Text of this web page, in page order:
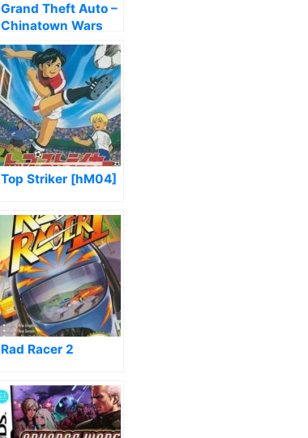
Grand Theft Auto –
Chinatown Wars
(US)
Top Striker [hM04]
Rad Racer 2